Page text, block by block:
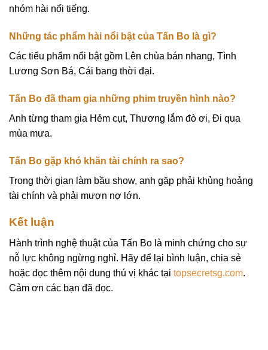
nhóm hài nổi tiếng.
Những tác phẩm hài nổi bật của Tấn Bo là gì?
Các tiểu phẩm nổi bật gồm Lên chùa bán nhang, Tình
Lương Sơn Bá, Cái bang thời đại.
Tấn Bo đã tham gia những phim truyền hình nào?
Anh từng tham gia Hẻm cụt, Thương lắm đò ơi, Đi qua
mùa mưa.
Tấn Bo gặp khó khăn tài chính ra sao?
Trong thời gian làm bầu show, anh gặp phải khủng hoảng
tài chính và phải mượn nợ lớn.
Kết luận
Hành trình nghệ thuật của Tấn Bo là minh chứng cho sự
nỗ lực không ngừng nghỉ. Hãy để lại bình luận, chia sẻ
hoặc đọc thêm nội dung thú vị khác tại topsecretsg.com.
Cảm ơn các bạn đã đọc.